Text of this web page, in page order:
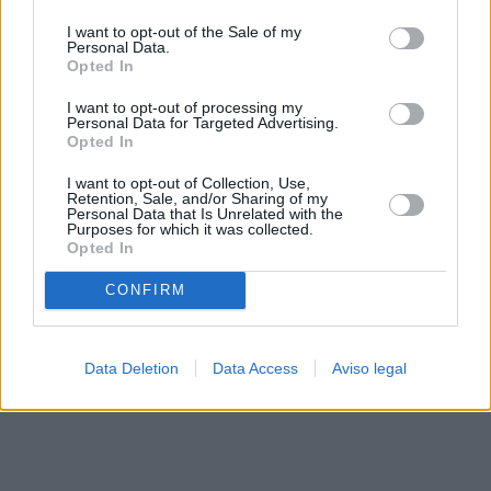
cualquier momento entrando de nuevo en este sitio web o
visitando nuestra política de privacidad.
I want to opt-out of the Sale of my
Personal Data.
Opted In
I want to opt-out of processing my
Personal Data for Targeted Advertising.
Opted In
I want to opt-out of Collection, Use,
Retention, Sale, and/or Sharing of my
Personal Data that Is Unrelated with the
Purposes for which it was collected.
Opted In
CONFIRM
Data Deletion Data Access Aviso legal